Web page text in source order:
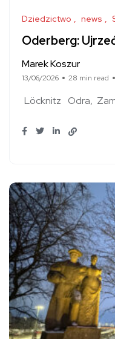
Dziedzictwo news
Oderberg:
Marek Koszur
13/06/2026 28 min read
Löcknitz Odra